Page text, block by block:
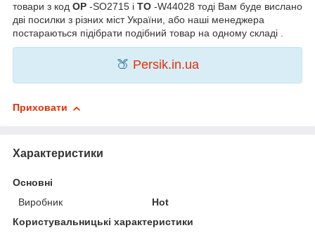
товари з код OP -SO2715 і TO -W44028 тоді Вам буде вислано
дві посилки з різних міст України, або наші менеджера
постараються підібрати подібний товар на одному складі .
🍑 Persik.in.ua
Приховати
Характеристики
Основні
Виробник
Hot
Користувальницькі характеристики